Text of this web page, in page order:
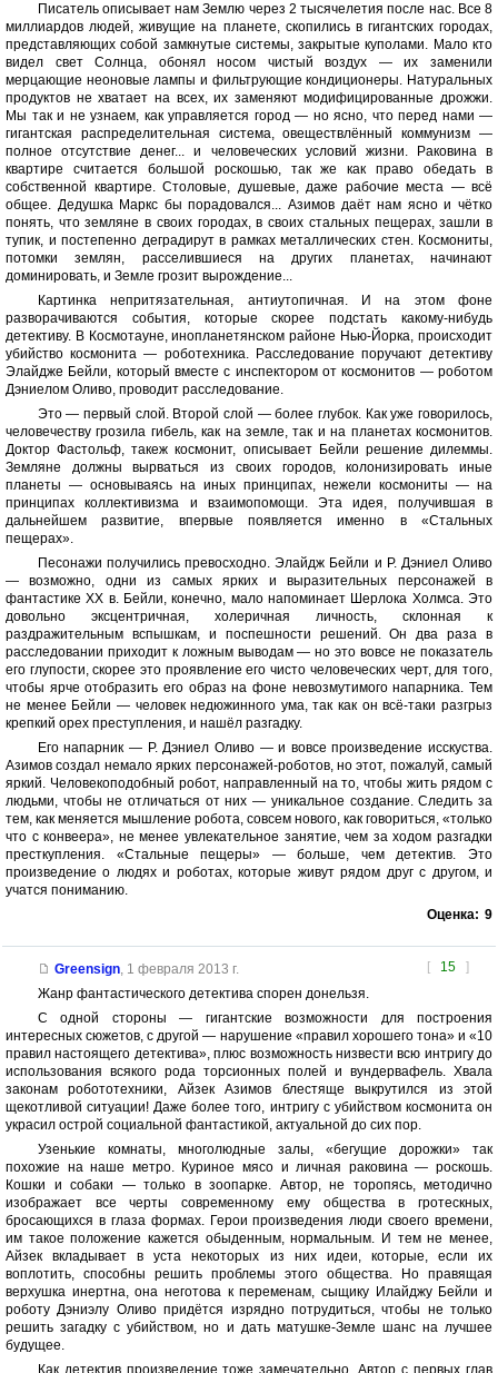
Писатель описывает нам Землю через 2 тысячелетия после нас. Все 8
миллиардов людей, живущие на планете, скопились в гигантских городах,
представляющих собой замкнутые системы, закрытые куполами. Мало кто
видел свет Солнца, обонял носом чистый воздух — их заменили
мерцающие неоновые лампы и фильтрующие кондиционеры. Натуральных
продуктов не хватает на всех, их заменяют модифицированные дрожжи.
Мы так и не узнаем, как управляется город — но ясно, что перед нами —
гигантская распределительная система, овеществлённый коммунизм —
полное отсутствие денег... и человеческих условий жизни. Раковина в
квартире считается большой роскошью, так же как право обедать в
собственной квартире. Столовые, душевые, даже рабочие места — всё
общее. Дедушка Маркс бы порадовался... Азимов даёт нам ясно и чётко
понять, что земляне в своих городах, в своих стальных пещерах, зашли в
тупик, и постепенно деградирут в рамках металлических стен. Космониты,
потомки землян, расселившиеся на других планетах, начинают
доминировать, и Земле грозит вырождение...
Картинка непритязательная, антиутопичная. И на этом фоне
разворачиваются события, которые скорее подстать какому-нибудь
детективу. В Космотауне, инопланетянском районе Нью-Йорка, происходит
убийство космонита — роботехника. Расследование поручают детективу
Элайдже Бейли, который вместе с инспектором от космонитов — роботом
Дэниелом Оливо, проводит расследование.
Это — первый слой. Второй слой — более глубок. Как уже говорилось,
человечеству грозила гибель, как на земле, так и на планетах космонитов.
Доктор Фастольф, такеж космонит, описывает Бейли решение дилеммы.
Земляне должны вырваться из своих городов, колонизировать иные
планеты — основываясь на иных принципах, нежели космониты — на
принципах коллективизма и взаимопомощи. Эта идея, получившая в
дальнейшем развитие, впервые появляется именно в «Стальных
пещерах».
Песонажи получились превосходно. Элайдж Бейли и Р. Дэниел Оливо
— возможно, одни из самых ярких и выразительных персонажей в
фантастике XX в. Бейли, конечно, мало напоминает Шерлока Холмса. Это
довольно эксцентричная, холеричная личность, склонная к
раздражительным вспышкам, и поспешности решений. Он два раза в
расследовании приходит к ложным выводам — но это вовсе не показатель
его глупости, скорее это проявление его чисто человеческих черт, для того,
чтобы ярче отобразить его образ на фоне невозмутимого напарника. Тем
не менее Бейли — человек недюжинного ума, так как он всё-таки разгрыз
крепкий орех преступления, и нашёл разгадку.
Его напарник — Р. Дэниел Оливо — и вовсе произведение исскуства.
Азимов создал немало ярких персонажей-роботов, но этот, пожалуй, самый
яркий. Человекоподобный робот, направленный на то, чтобы жить рядом с
людьми, чтобы не отличаться от них — уникальное создание. Следить за
тем, как меняется мышление робота, совсем нового, как говориться, «только
что с конвеера», не менее увлекательное занятие, чем за ходом разгадки
престкупления. «Стальные пещеры» — больше, чем детектив. Это
произведение о людях и роботах, которые живут рядом друг с другом, и
учатся пониманию.
Оценка: 9
[ 15 ]
Greensign, 1 февраля 2013 г.
Жанр фантастического детектива спорен донельзя.
С одной стороны — гигантские возможности для построения
интересных сюжетов, с другой — нарушение «правил хорошего тона» и «10
правил настоящего детектива», плюс возможность низвести всю интригу до
использования всякого рода торсионных полей и вундервафель. Хвала
законам робототехники, Айзек Азимов блестяще выкрутился из этой
щекотливой ситуации! Даже более того, интригу с убийством космонита он
украсил острой социальной фантастикой, актуальной до сих пор.
Узенькие комнаты, многолюдные залы, «бегущие дорожки» так
похожие на наше метро. Куриное мясо и личная раковина — роскошь.
Кошки и собаки — только в зоопарке. Автор, не торопясь, методично
изображает все черты современному ему общества в гротескных,
бросающихся в глаза формах. Герои произведения люди своего времени,
им такое положение кажется обыденным, нормальным. И тем не менее,
Айзек вкладывает в уста некоторых из них идеи, которые, если их
воплотить, способны решить проблемы этого общества. Но правящая
верхушка инертна, она неготова к переменам, сыщику Илайджу Бейли и
роботу Дэниэлу Оливо придётся изрядно потрудиться, чтобы не только
решить загадку с убийством, но и дать матушке-Земле шанс на лучшее
будущее.
Как детектив произведение тоже замечательно. Автор с первых глав